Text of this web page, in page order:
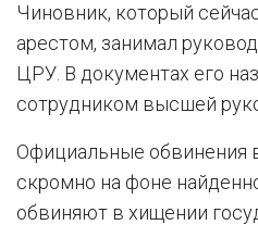
Чиновник, который
арестом, занимал
ЦРУ. В документах его
сотрудником высшей
Официальные обвинения
скромно на фоне
обвиняют в хищении